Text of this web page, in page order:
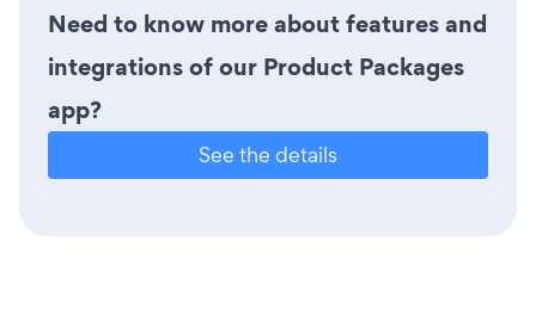
Need to know more about features and
integrations of our Product Packages
app?
See the details